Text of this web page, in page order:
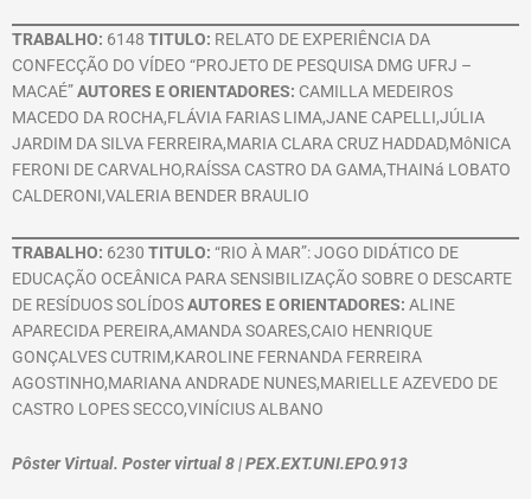
TRABALHO: 6148 TITULO: RELATO DE EXPERIÊNCIA DA
CONFECÇÃO DO VÍDEO “PROJETO DE PESQUISA DMG UFRJ –
MACAÉ”AUTORES E ORIENTADORES: CAMILLA MEDEIROS
MACEDO DA ROCHA,FLÁVIA FARIAS LIMA,JANE CAPELLI,JÚLIA
JARDIM DA SILVA FERREIRA,MARIA CLARA CRUZ HADDAD,MôNICA
FERONI DE CARVALHO,RAÍSSA CASTRO DA GAMA,THAINá LOBATO
CALDERONI,VALERIA BENDER BRAULIO
TRABALHO: 6230 TITULO: “RIO À MAR”: JOGO DIDÁTICO DE
EDUCAÇÃO OCEÂNICA PARA SENSIBILIZAÇÃO SOBRE O DESCARTE
DE RESÍDUOS SOLÍDOSAUTORES E ORIENTADORES: ALINE
APARECIDA PEREIRA,AMANDA SOARES,CAIO HENRIQUE
GONÇALVES CUTRIM,KAROLINE FERNANDA FERREIRA
AGOSTINHO,MARIANA ANDRADE NUNES,MARIELLE AZEVEDO DE
CASTRO LOPES SECCO,VINÍCIUS ALBANO
Pôster Virtual. Poster virtual 8 | PEX.EXT.UNI.EPO.913